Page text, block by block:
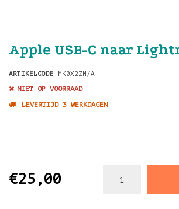
Apple USB-C naar
ARTIKELCODE MK0X2ZM/A
NIET OP VOORRAAD
LEVERTIJD 3 WERKDAGEN
€25,00